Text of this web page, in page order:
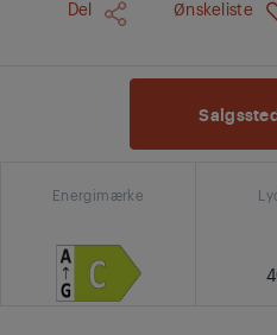
Del Ønskeliste
Energimærke